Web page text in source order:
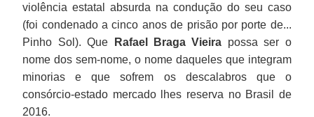
violência estatal absurda na condução do seu caso
(foi condenado a cinco anos de prisão por porte de...
Pinho Sol). Que
Rafael Braga Vieira possa ser o
nome dos sem-nome, o nome daqueles que integram
minorias e que sofrem os descalabros que o
consórcio-estado mercado lhes reserva no Brasil de
2016.